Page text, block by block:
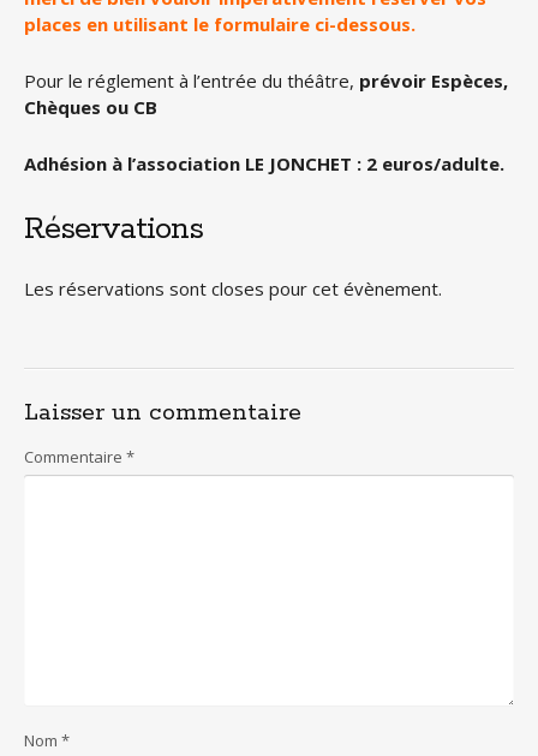
places en utilisant le formulaire ci-dessous.
Pour le réglement à l’entrée du théâtre, prévoir Espèces,
Chèques ou CB
Adhésion à l’association LE JONCHET : 2 euros/adulte.
Réservations
Les réservations sont closes pour cet évènement.
Laisser un commentaire
Commentaire *
Nom *